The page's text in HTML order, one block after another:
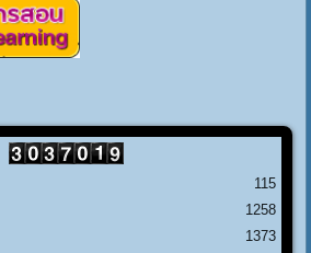
115
1258
1373